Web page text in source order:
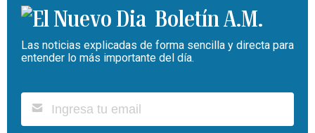
Boletín A.M.
Las noticias explicadas de forma sencilla y directa para
entender lo más importante del día.